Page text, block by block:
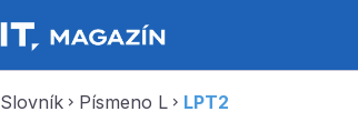
Slovník chevron_right Písmeno L chevron_right LPT2